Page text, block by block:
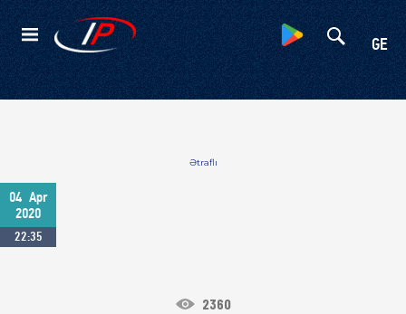
GE
Kateqoriyalar
Ətraflı
04 Apr
2020
22:35
2360